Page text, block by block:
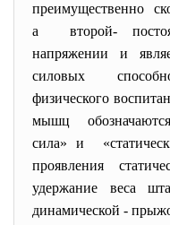
преимущественно
а второй-
напряжении и
силовых
физического
мышц
сила» и
проявления
удержание веса
динамической -